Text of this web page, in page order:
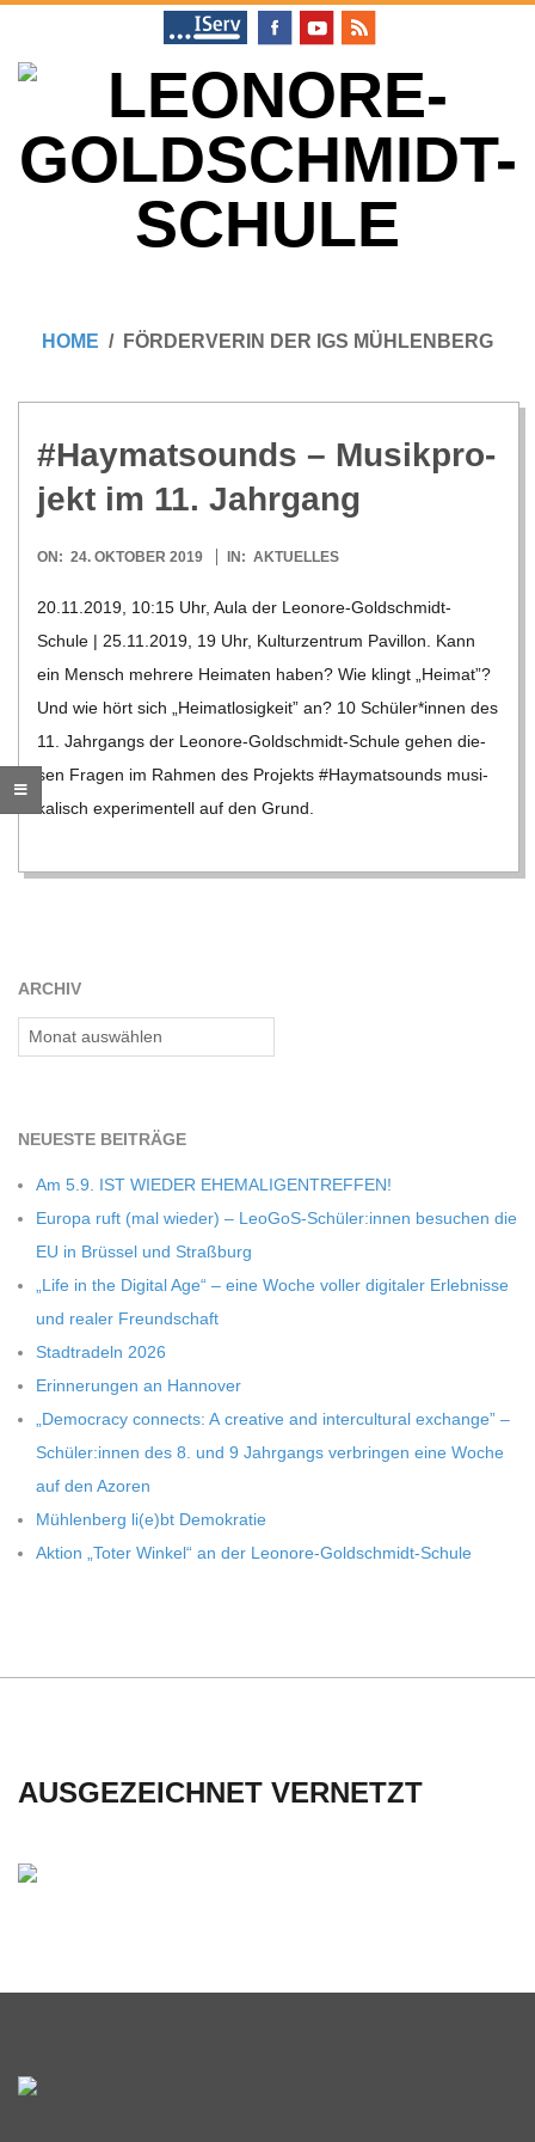
content
E
O
N
O
R
E
G
O
D
S
H
M
I
D
T
-
S
H
L
E
MenuHOME FÖRDERVERIN DER IGS MÜHLENBERG
#Hay­matsounds – Musik­pro­
jekt im 11. Jahrgang
2019-
ON: 24. OKTOBER 2019 IN: AKTUELLES
20.11.2019, 10:15 Uhr, Aula der Leo­­nore-Gol­d­­schmidt-
Schule | 25.11.2019, 19 Uhr, Kul­tur­zen­trum Pavil­lon. Kann
ein Mensch meh­rere Hei­ma­ten haben? Wie klingt „Hei­mat”?
Und wie hört sich „Hei­mat­lo­sig­keit” an? 10 Schüler*innen des
11. Jahr­gangs der Leo­­nore-Gol­d­­schmidt-Schule gehen die­
sen Fra­gen im Rah­men des Pro­jekts #Hay­matsounds musi­
ka­lisch expe­ri­men­tell auf den Grund.
ARCHIV
Archiv
NEU­ESTE BEITRÄGE
Am 5.9. IST WIEDER EHEMALIGENTREFFEN!
Europa ruft (mal wie­der) – LeoGoS-Schüler:innen besu­chen die
EU in Brüs­sel und Straßburg
„Life in the Digi­tal Age“ – eine Woche vol­ler digi­ta­ler Erleb­nisse
und rea­ler Freundschaft
Stadt­ra­deln 2026
Erin­ne­run­gen an Hannover
„Demo­cracy con­nects: A crea­tive and inter­cul­tu­ral exch­ange” –
Schüler:innen des 8. und 9 Jahr­gangs ver­brin­gen eine Woche
auf den Azoren
Müh­len­berg li(e)bt Demokratie
Aktion „Toter Win­kel“ an der Leonore-Goldschmidt-Schule
AUSGEZEICHNET VERNETZT